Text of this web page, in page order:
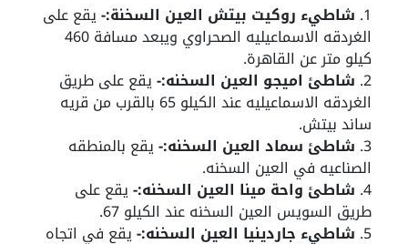
شاطيء روكيت بيتش العين السخنة:-يقع على
الغردقه الاسماعيليه الصحراوي ويبعد مسافة 460
كيلو متر عن القاهرة.
شاطئ اميجو العين السخنه:-يقع على طريق
الغردقه الاسماعيليه عند الكيلو 65 بالقرب من قريه
ساند بيتش.
شاطئ سماد العين السخنه:-يقع بالمنطقه
الصناعيه في العين السخنه.
شاطئ واحة مينا العين السخنه:-يقع على
طريق السويس العين السخنه عند الكيلو 67.
شاطيء جاردينيا العين السخنه:-يقع في اتجاه